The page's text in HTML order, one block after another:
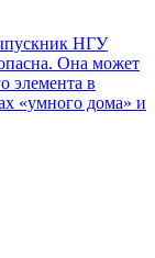
НГУ
Она может
элемента в
«умного дома» и